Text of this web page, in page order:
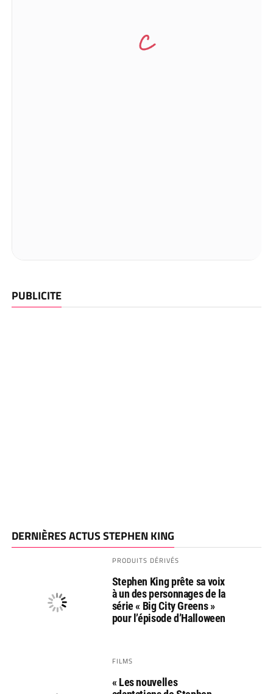
PUBLICITE
DERNIÈRES ACTUS STEPHEN KING
PRODUITS DÉRIVÉS
Stephen King prête sa voix
à un des personnages de la
série « Big City Greens »
pour l’épisode d’Halloween
FILMS
« Les nouvelles